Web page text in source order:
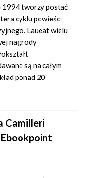
1994 tworzy postać
cyklu powieści
Laueat wielu
nagrody
są na całym
ponad 20
Camilleri